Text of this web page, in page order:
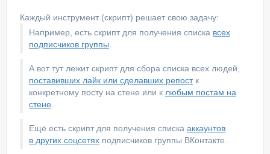
Каждый инструмент (скрипт) решает свою задачу:
Например, есть скрипт для получения списка всех
подписчиков группы
А вот тут лежит скрипт для сбора списка всех людей,
поставивших лайк или сделавших репостк
конкретному посту на стене или к любым постам на
стене
Ещё есть скрипт для получения списка аккаунтов
в других соцсетях подписчиков группы ВКонтакте.